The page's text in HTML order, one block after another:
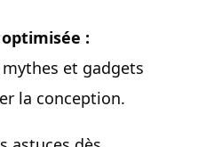
:
mythes et gadgets
la conception.